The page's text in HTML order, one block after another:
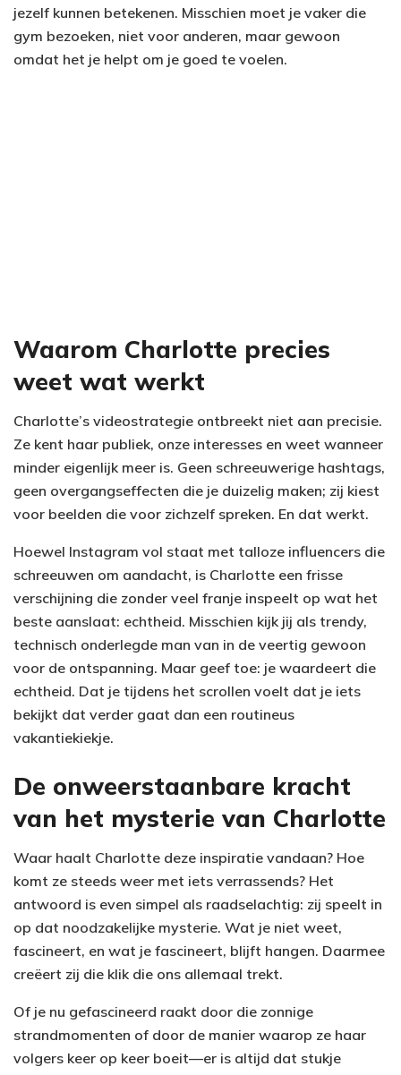
jezelf kunnen betekenen. Misschien moet je vaker die
gym bezoeken, niet voor anderen, maar gewoon
omdat het je helpt om je goed te voelen.
Waarom Charlotte precies
weet wat werkt
Charlotte’s videostrategie ontbreekt niet aan precisie.
Ze kent haar publiek, onze interesses en weet wanneer
minder eigenlijk meer is. Geen schreeuwerige hashtags,
geen overgangseffecten die je duizelig maken; zij kiest
voor beelden die voor zichzelf spreken. En dat werkt.
Hoewel Instagram vol staat met talloze influencers die
schreeuwen om aandacht, is Charlotte een frisse
verschijning die zonder veel franje inspeelt op wat het
beste aanslaat: echtheid. Misschien kijk jij als trendy,
technisch onderlegde man van in de veertig gewoon
voor de ontspanning. Maar geef toe: je waardeert die
echtheid. Dat je tijdens het scrollen voelt dat je iets
bekijkt dat verder gaat dan een routineus
vakantiekiekje.
De onweerstaanbare kracht
van het mysterie van Charlotte
Waar haalt Charlotte deze inspiratie vandaan? Hoe
komt ze steeds weer met iets verrassends? Het
antwoord is even simpel als raadselachtig: zij speelt in
op dat noodzakelijke mysterie. Wat je niet weet,
fascineert, en wat je fascineert, blijft hangen. Daarmee
creëert zij die klik die ons allemaal trekt.
Of je nu gefascineerd raakt door die zonnige
strandmomenten of door de manier waarop ze haar
volgers keer op keer boeit—er is altijd dat stukje